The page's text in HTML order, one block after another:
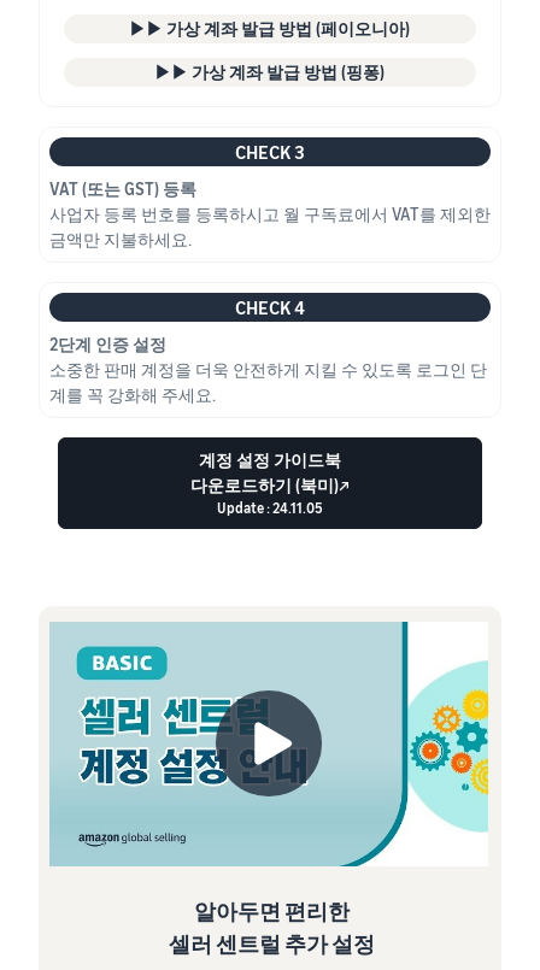
▶▶ 가상 계좌 발급 방법 (페이오니아)
▶▶ 가상 계좌 발급 방법 (핑퐁)
CHECK 3
VAT (또는 GST) 등록
사업자 등록 번호를 등록하시고 월 구독료에서 VAT를 제외한
금액만 지불하세요.
CHECK 4
2단계 인증 설정
소중한 판매 계정을 더욱 안전하게 지킬 수 있도록 로그인 단
계를 꼭 강화해 주세요.
계정 설정 가이드북
다운로드하기 (북미)↗
Update : 24.11.05
알아두면 편리한
셀러 센트럴 추가 설정